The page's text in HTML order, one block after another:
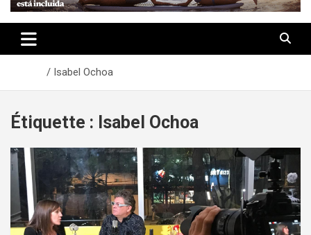
Isabel Ochoa
Étiquette : Isabel Ochoa